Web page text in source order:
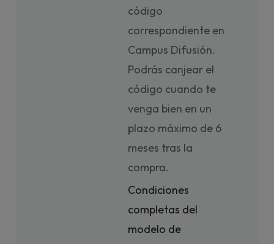
código
correspondiente en
Campus Difusión.
Podrás canjear el
código cuando te
venga bien en un
plazo máximo de 6
meses tras la
compra.
Condiciones
completas del
modelo de